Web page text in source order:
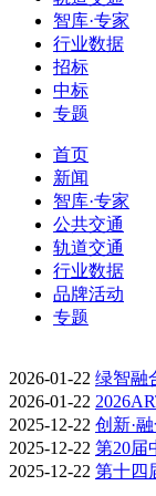
智库·专家
行业数据
招标
中标
专题
首页
新闻
智库·专家
公共交通
轨道交通
行业数据
品牌活动
专题
2026-01-22 绿智融
2026-01-22
2025-12-22 创新·
2025-12-22 第20届
2025-12-22 第十四